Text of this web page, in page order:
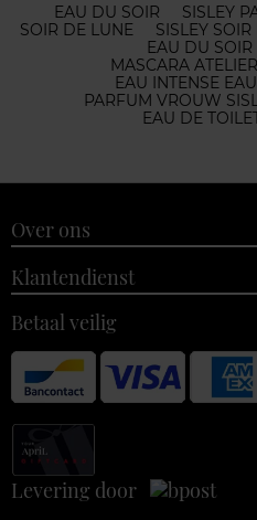
EAU DU SOIR
SISLEY
SOIR DE LUNE
SISLEY
EAU DU SOIR
MASCARA
EAU INTENSE
PARFUM VROUW
EAU DE
Over ons
Klantendienst
Betaal veilig
Levering door